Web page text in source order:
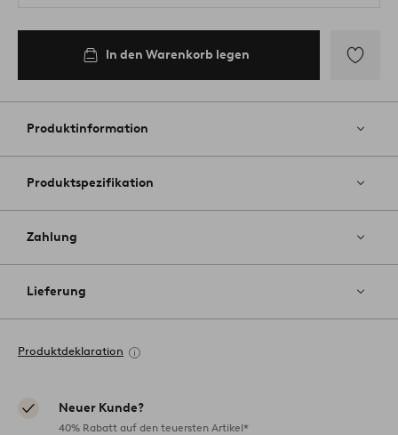
In den Warenkorb legen
Favoriten
Produktinformation
Produktspezifikation
Zahlung
Lieferung
Produktdeklaration
Neuer Kunde?
40% Rabatt auf den teuersten Artikel*